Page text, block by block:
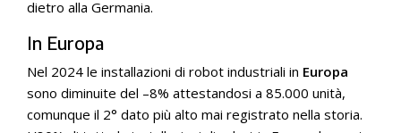
dietro alla Germania.
In Europa
Nel 2024 le installazioni di robot industriali in Europa
sono diminuite del –8% attestandosi a 85.000 unità,
comunque il 2° dato più alto mai registrato nella storia.